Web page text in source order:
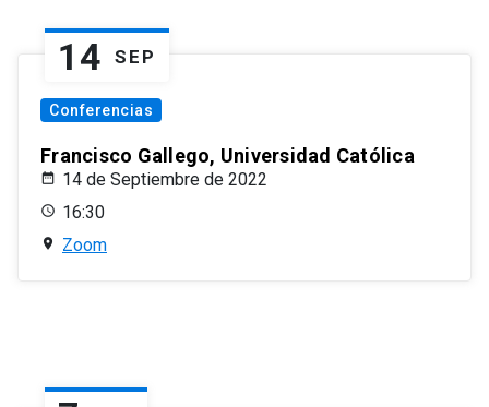
14 SEP
Conferencias
Francisco Gallego, Universidad Católica
14 de Septiembre de 2022
16:30
Zoom